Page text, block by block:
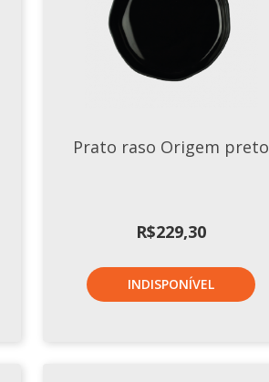
Prato raso Origem preto
R$229,30
INDISPONÍVEL